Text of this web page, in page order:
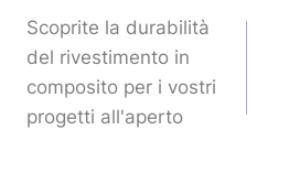
Articoli
Scoprite la durabilità
del rivestimento in
composito per i vostri
progetti all'aperto